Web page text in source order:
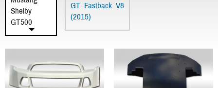
Shelby
GT500
GT Fastback V8
(2015)